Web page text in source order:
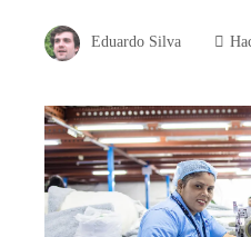
Eduardo Silva